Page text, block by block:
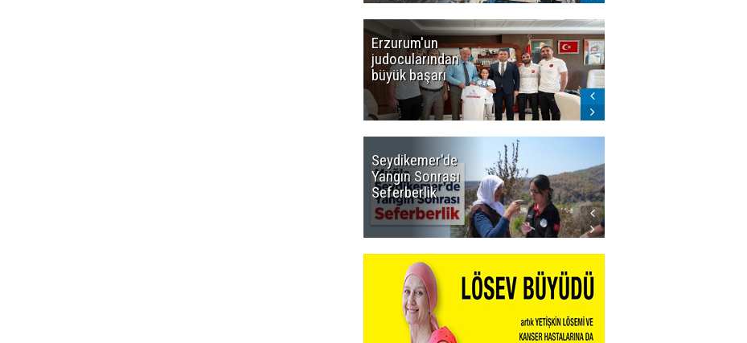
Erzurum'un
judocularından
büyük başarı
Seydikemer'de
Yangın Sonrası
Seferberlik